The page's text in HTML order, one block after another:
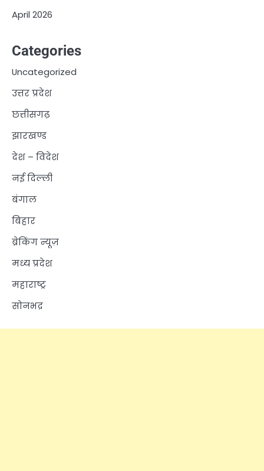
April 2026
Categories
Uncategorized
उत्तर प्रदेश
छत्तीसगढ़
झारखण्ड
देश – विदेश
नई दिल्ली
बंगाल
बिहार
ब्रेकिंग न्यूज़
मध्य प्रदेश
महाराष्ट्र
सोनभद्र